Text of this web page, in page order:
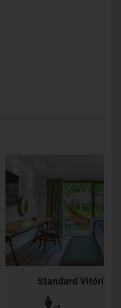
Standard Vitória-